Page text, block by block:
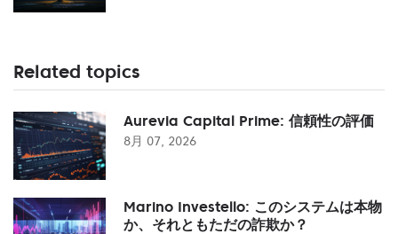
Related topics
Aurevia Capital Prime: 信頼性の評価
8月 07, 2026
Marino Investello: このシステムは本物
か、それともただの詐欺か？